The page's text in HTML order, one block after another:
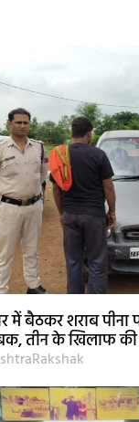
में बैठकर शराब पीना
तीन के खिलाफ की